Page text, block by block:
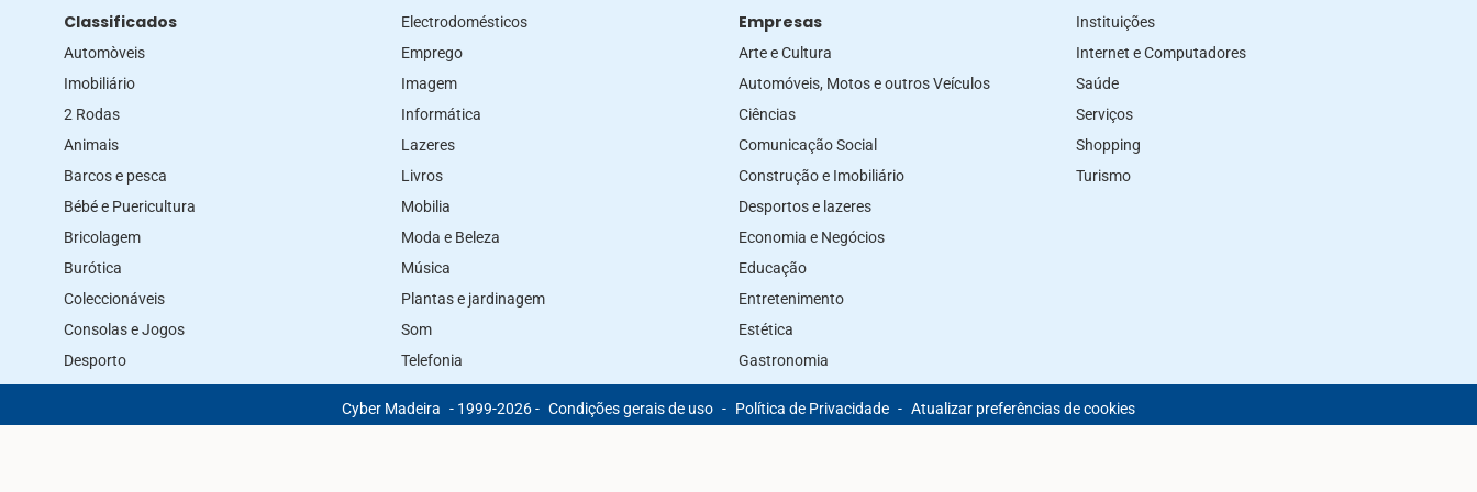
Classificados
Automòveis
Imobiliário
2 Rodas
Animais
Barcos e pesca
Bébé e Puericultura
Bricolagem
Burótica
Coleccionáveis
Consolas e Jogos
Desporto
Electrodomésticos
Emprego
Imagem
Informática
Lazeres
Livros
Mobilia
Moda e Beleza
Música
Plantas e jardinagem
Som
Telefonia
Empresas
Arte e Cultura
Automóveis, Motos e outros Veículos
Ciências
Comunicação Social
Construção e Imobiliário
Desportos e lazeres
Economia e Negócios
Educação
Entretenimento
Estética
Gastronomia
Instituições
Internet e Computadores
Saúde
Serviços
Shopping
Turismo
Cyber Madeira - 1999-2026 - Condições gerais de uso - Política de Privacidade - Atualizar preferências de cookies